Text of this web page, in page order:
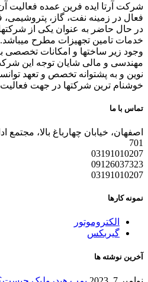
شرکت آرتا ایده فرین عمده فعالیت
فعال در زمینه نفت، گاز، پتروشیمی،
در حال حاضر به عنوان یکی از
خدمات تامین تجهیزات مطرح میباشد.
وجود زیر ساختها و امکانات تخصصی
مهندسی و مالی شایان توجه این
نوین و به پشتوانه تخصص و تعهد
خوشنام ترین شرکتها در جهت فعالیت
تماس با ما
701
03191010207
09126037323
03191010207
نمونه کارها
الکتروموتور
گیربکس
آخرین نوشته ها